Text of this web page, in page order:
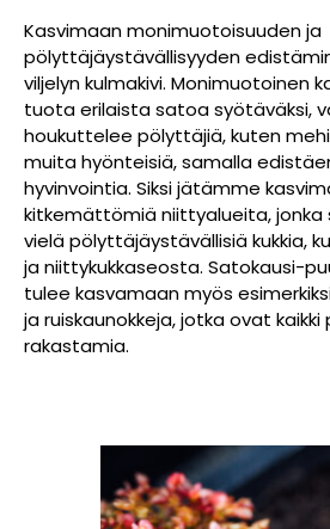
Kasvimaan monimuotoisuuden ja
pölyttäjäystävällisyyden
viljelyn kulmakivi. Monimuotoinen
tuota erilaista satoa syötäväksi,
houkuttelee pölyttäjiä, kuten
muita hyönteisiä, samalla
hyvinvointia. Siksi jätämme
kitkemättömiä niittyalueita, jonka
vielä pölyttäjäystävällisiä kukkia,
ja niittykukkaseosta. Satokausi-
tulee kasvamaan myös
ja ruiskaunokkeja, jotka ovat
rakastamia.